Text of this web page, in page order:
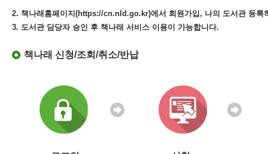
2. 책나래홈페이지(https://cn.nld.go.kr)에서 회원가입, 나의 도서관 등록
3. 도서관 담당자 승인 후 책나래 서비스 이용이 가능합니다.
책나래 신청/조회/취소/반납